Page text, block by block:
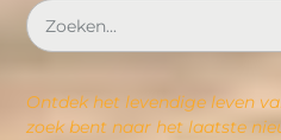
Ontdek het levendige leven
zoek bent naar het laatste